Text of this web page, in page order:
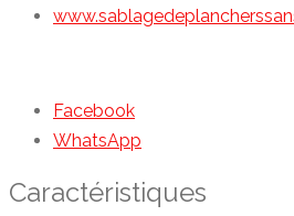
Facebook
WhatsApp
Caractéristiques